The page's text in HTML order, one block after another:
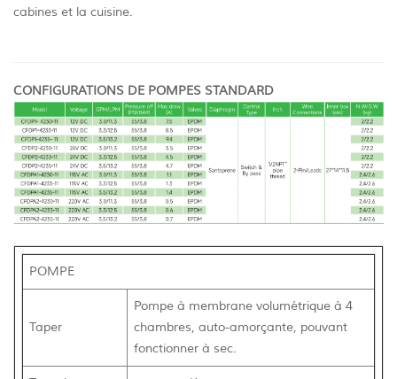
cabines et la cuisine.
CONFIGURATIONS DE POMPES STANDARD
POMPE
Taper
Pompe à membrane volumétrique à 4
chambres, auto-amorçante, pouvant
fonctionner à sec.